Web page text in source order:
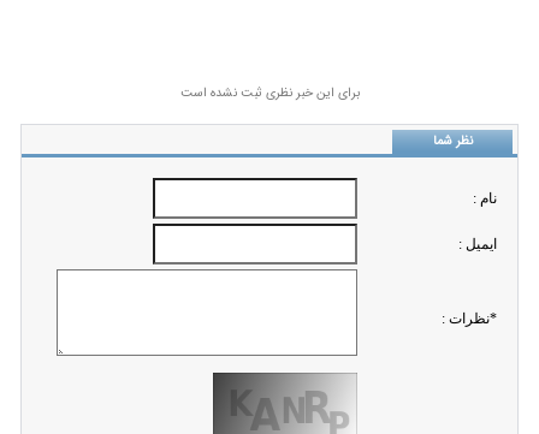
برای این خبر نظری ثبت نشده است
نظر شما
نام :
ايميل :
*نظرات :